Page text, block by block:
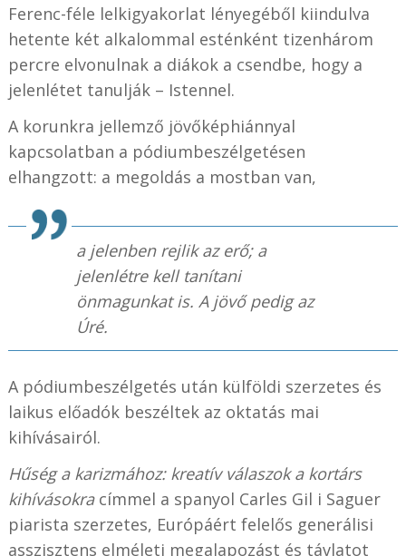
Ferenc-féle lelkigyakorlat lényegéből kiindulva
hetente két alkalommal esténként tizenhárom
percre elvonulnak a diákok a csendbe, hogy a
jelenlétet tanulják – Istennel.
A korunkra jellemző jövőképhiánnyal
kapcsolatban a pódiumbeszélgetésen
elhangzott: a megoldás a mostban van,
a jelenben rejlik az erő; a
jelenlétre kell tanítani
önmagunkat is. A jövő pedig az
Úré.
A pódiumbeszélgetés után külföldi szerzetes és
laikus előadók beszéltek az oktatás mai
kihívásairól.
Hűség a karizmához: kreatív válaszok a kortárs
kihívásokracímmel a spanyol Carles Gil i Saguer
piarista szerzetes, Európáért felelős generálisi
asszisztens elméleti megalapozást és távlatot